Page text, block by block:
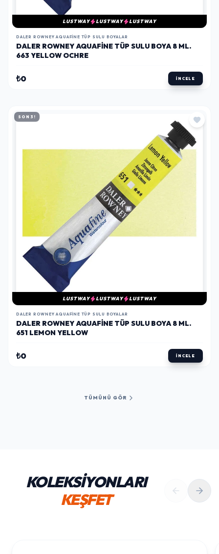
LUSTWAY LUSTWAY LUSTWAY
DALER ROWNEY AQUAFINE TÜP SULU BOYALAR
DALER ROWNEY AQUAFINE TÜP SULU BOYA 8 ML.
663 YELLOW OCHRE
₺0 İNCELE
SON 3!
LUSTWAY LUSTWAY LUSTWAY
DALER ROWNEY AQUAFINE TÜP SULU BOYALAR
DALER ROWNEY AQUAFINE TÜP SULU BOYA 8 ML.
651 LEMON YELLOW
₺0 İNCELE
TÜMÜNÜ GÖR
KOLEKSİYONLARI
KEŞFET